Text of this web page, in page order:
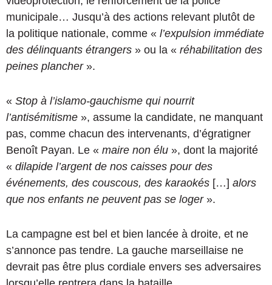
municipale… Jusqu’à des actions relevant plutôt de
la politique nationale, comme « l’expulsion immédiate
des délinquants étrangers » ou la « réhabilitation des
peines plancher».
« Stop à l’islamo-gauchisme qui nourrit
l’antisémitisme », assume la candidate, ne manquant
pas, comme chacun des intervenants, d’égratigner
Benoît Payan. Le « maire non élu », dont la majorité
« dilapide l’argent de nos caisses pour des
événements, des couscous, des karaokés […] alors
que nos enfants ne peuvent pas se loger».
La campagne est bel et bien lancée à droite, et ne
s’annonce pas tendre. La gauche marseillaise ne
devrait pas être plus cordiale envers ses adversaires